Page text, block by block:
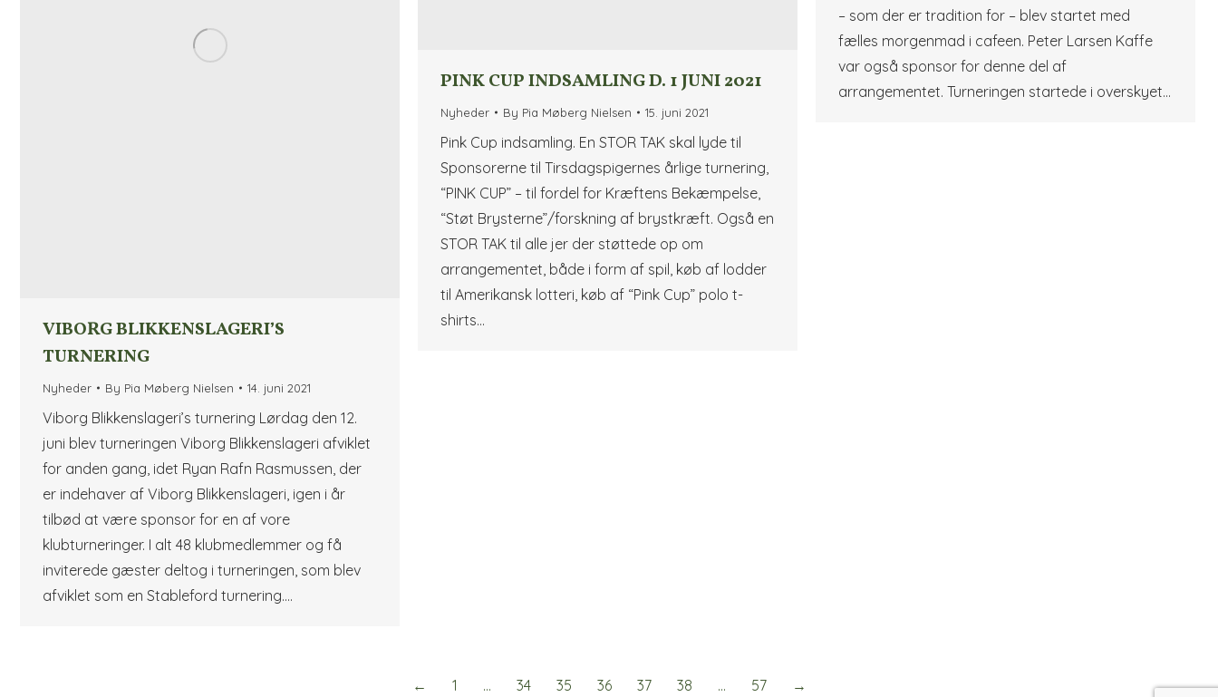
– som der er tradition for – blev startet med
fælles morgenmad i cafeen. Peter Larsen Kaffe
var også sponsor for denne del af
arrangementet. Turneringen startede i overskyet…
PINK CUP INDSAMLING D. 1 JUNI 2021
Nyheder By Pia Møberg Nielsen 15. juni 2021
Pink Cup indsamling. En STOR TAK skal lyde til
Sponsorerne til Tirsdagspigernes årlige turnering,
“PINK CUP” – til fordel for Kræftens Bekæmpelse,
“Støt Brysterne”/forskning af brystkræft. Også en
STOR TAK til alle jer der støttede op om
arrangementet, både i form af spil, køb af lodder
til Amerikansk lotteri, køb af “Pink Cup” polo t-
shirts…
VIBORG BLIKKENSLAGERI’S
TURNERING
Nyheder By Pia Møberg Nielsen 14. juni 2021
Viborg Blikkenslageri’s turnering Lørdag den 12.
juni blev turneringen Viborg Blikkenslageri afviklet
for anden gang, idet Ryan Rafn Rasmussen, der
er indehaver af Viborg Blikkenslageri, igen i år
tilbød at være sponsor for en af vore
klubturneringer. I alt 48 klubmedlemmer og få
inviterede gæster deltog i turneringen, som blev
afviklet som en Stableford turnering.…
← 1 … 34 35 36 37 38 … 57 →